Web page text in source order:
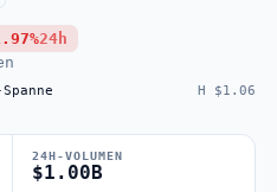
24h
H $1.06
24H-VOLUMEN
$1.00B